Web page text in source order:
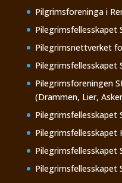
Pilgrimsforeninga i
Pilegrimsfellesskapet
Pilegrimsnettverket
Pilegrimsfellesskapet
Pilegrimsforeningen
(Drammen, Lier,
Pilegrimsfellesskapet
Pilegrimsfellesskapet
Pilegrimsfellesskapet
Pilegrimsfellesskapet